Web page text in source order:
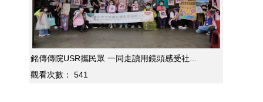
銘傳傳院USR攜民眾 一同走讀用鏡頭感受社...
觀看次數：
541